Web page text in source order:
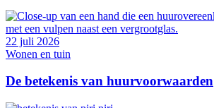
22 juli 2026
Wonen en tuin
De betekenis van huurvoorwaarden